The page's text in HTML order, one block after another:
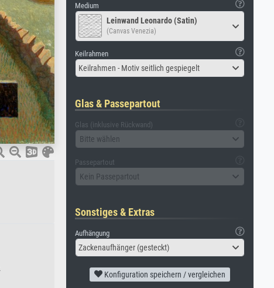
Medium
Leinwand Leonardo (Satin)
(Canvas Venezia)
Keilrahmen
Keilrahmen - Motiv seitlich gespiegelt
Glas & Passepartout
Glas (inklusive Rückwand)
Bitte wählen
Passepartout
Kein Passepartout
Sonstiges & Extras
Aufhängung
Zackenaufhänger (gesteckt)
Konfiguration speichern / vergleichen